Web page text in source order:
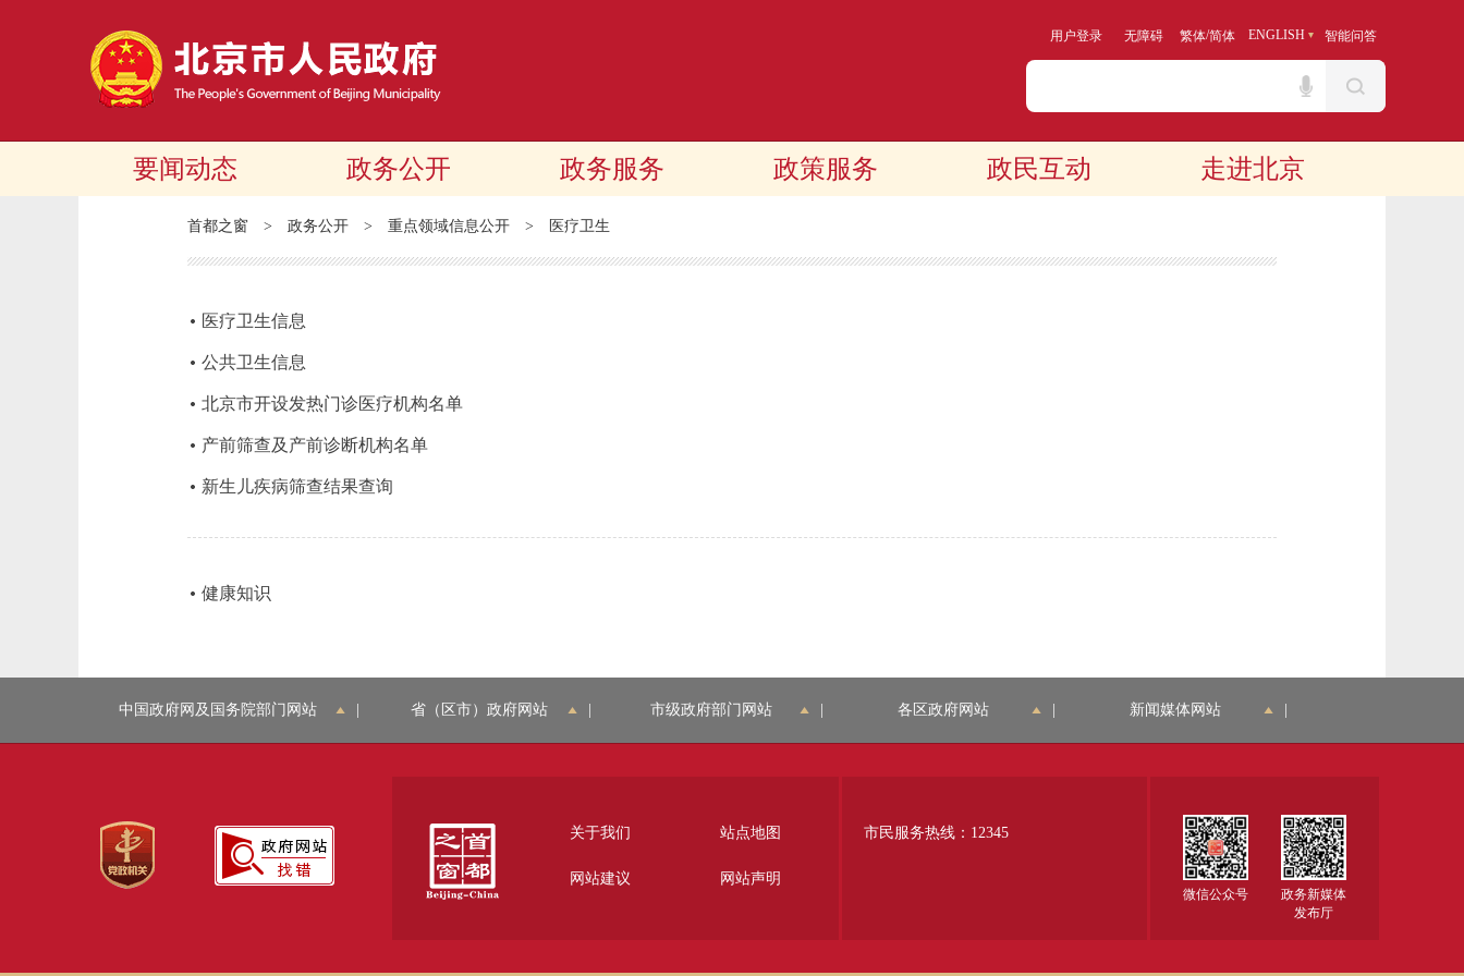
用户登录 无障碍 繁体/简体 ENGLISH 智能问答
要闻动态 政务公开 政务服务 政策服务 政民互动 走进北京
首都之窗 > 政务公开 > 重点领域信息公开 > 医疗卫生
医疗卫生信息
公共卫生信息
北京市开设发热门诊医疗机构名单
产前筛查及产前诊断机构名单
新生儿疾病筛查结果查询
健康知识
中国政府网及国务院部门网站 省（区市）政府网站 市级政府部门网站 各区政府网站 新闻媒体网站
关于我们 站点地图
网站建议 网站声明
市民服务热线：12345
微信公众号
政务新媒体
发布厅